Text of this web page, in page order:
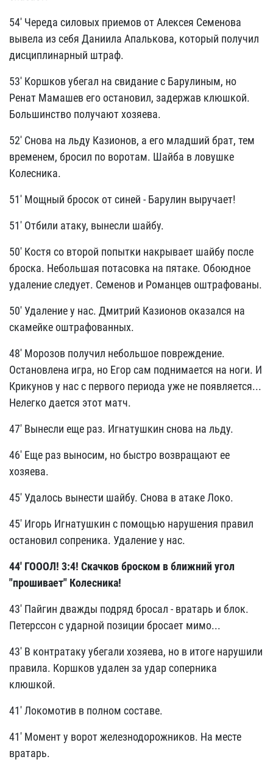
54' Череда силовых приемов от Алексея Семенова
вывела из себя Даниила Апалькова, который получил
дисциплинарный штраф.
53' Коршков убегал на свидание с Барулиным, но
Ренат Мамашев его остановил, задержав клюшкой.
Большинство получают хозяева.
52' Снова на льду Казионов, а его младший брат, тем
временем, бросил по воротам. Шайба в ловушке
Колесника.
51' Мощный бросок от синей - Барулин выручает!
51' Отбили атаку, вынесли шайбу.
50' Костя со второй попытки накрывает шайбу после
броска. Небольшая потасовка на пятаке. Обоюдное
удаление следует. Семенов и Романцев оштрафованы.
50' Удаление у нас. Дмитрий Казионов оказался на
скамейке оштрафованных.
48' Морозов получил небольшое повреждение.
Остановлена игра, но Егор сам поднимается на ноги. И
Крикунов у нас с первого периода уже не появляется...
Нелегко дается этот матч.
47' Вынесли еще раз. Игнатушкин снова на льду.
46' Еще раз выносим, но быстро возвращают ее
хозяева.
45' Удалось вынести шайбу. Снова в атаке Локо.
45' Игорь Игнатушкин с помощью нарушения правил
остановил сопреника. Удаление у нас.
44' ГОООЛ! 3:4! Скачков броском в ближний угол
"прошивает" Колесника!
43' Пайгин дважды подряд бросал - вратарь и блок.
Петерссон с ударной позиции бросает мимо...
43' В контратаку убегали хозяева, но в итоге нарушили
правила. Коршков удален за удар соперника
клюшкой.
41' Локомотив в полном составе.
41' Момент у ворот железнодорожников. На месте
вратарь.